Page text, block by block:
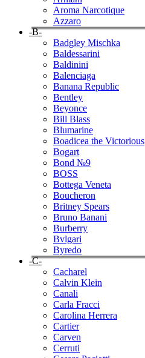
Aroma Narcotique
Azzaro
-B-
Badgley Mischka
Baldessarini
Baldinini
Balenciaga
Banana Republic
Bentley
Beyonce
Bill Blass
Blumarine
Boadicea the Victorious
Bogart
Bond №9
BOSS
Bottega Veneta
Boucheron
Britney Spears
Bruno Banani
Burberry
Bvlgari
Byredo
-C-
Cacharel
Calvin Klein
Canali
Carla Fracci
Carolina Herrera
Cartier
Carven
Cerruti